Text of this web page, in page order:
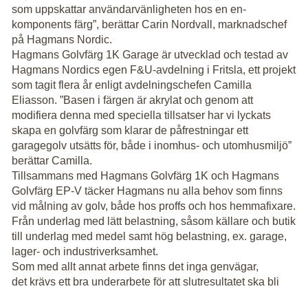
som uppskattar användarvänligheten hos en en-
komponents färg”, berättar Carin Nordvall, marknadschef
på Hagmans Nordic.
Hagmans Golvfärg 1K Garage är utvecklad och testad av
Hagmans Nordics egen F&U-avdelning i Fritsla, ett projekt
som tagit flera år enligt avdelningschefen Camilla
Eliasson. ”Basen i färgen är akrylat och genom att
modifiera denna med speciella tillsatser har vi lyckats
skapa en golvfärg som klarar de påfrestningar ett
garagegolv utsätts för, både i inomhus- och utomhusmiljö”
berättar Camilla.
Tillsammans med Hagmans Golvfärg 1K och Hagmans
Golvfärg EP-V täcker Hagmans nu alla behov som finns
vid målning av golv, både hos proffs och hos hemmafixare.
Från underlag med lätt belastning, såsom källare och butik
till underlag med medel samt hög belastning, ex. garage,
lager- och industriverksamhet.
Som med allt annat arbete finns det inga genvägar,
det krävs ett bra underarbete för att slutresultatet ska bli